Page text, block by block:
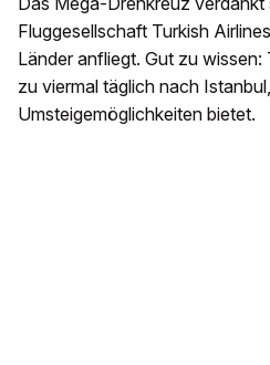
Fluggesellschaft Turkish
Länder anfliegt. Gut zu wissen:
zu viermal täglich nach
Umsteigemöglichkeiten bietet.